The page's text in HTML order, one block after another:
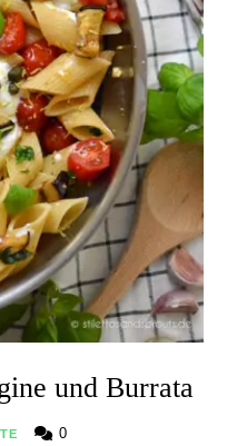
und Burrata
0